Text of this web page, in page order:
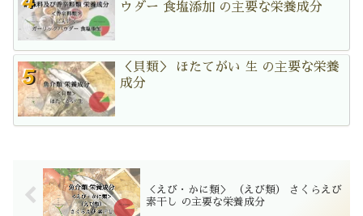
ウダー 食塩添加 の主要な栄養成分
＜貝類＞ ほたてがい 生 の主要な栄養
成分
＜えび・かに類＞ （えび類） さくらえび
素干し の主要な栄養成分